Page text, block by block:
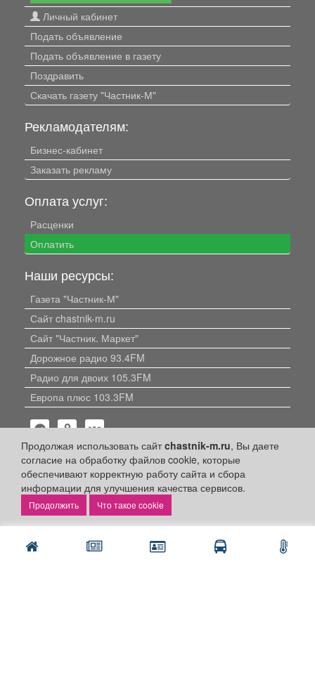
Продолжая использовать сайтchastnik-m.ru, Вы даете
согласие на обработку файлов cookie, которые
обеспечивают корректную работу сайта и сбора
информации для улучшения качества сервисов.
Что такое cookie
Личный кабинет
Подать объявление
Подать объявление в газету
Поздравить
Скачать газету "Частник-М"
Рекламодателям:
Бизнес-кабинет
Заказать рекламу
Оплата услуг:
Расценки
Оплатить
Наши ресурсы:
Газета "Частник-М"
Сайт chastnik-m.ru
Сайт "Частник. Маркет"
Дорожное радио 93.4FM
Радио для двоих 105.3FM
Европа плюс 103.3FM
Политика конфиденциальности
Публикации с пометкой «Реклама», «На правах рекламы»,
«Партнёрский проект» оплачены рекламодателем.
Редакция сайта не несет ответственности за достоверность
информации, содержащейся в рекламных материалах и